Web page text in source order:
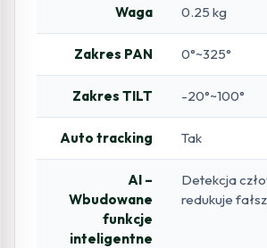
Waga 0.25 kg
Zakres PAN 0°~325°
Zakres TILT -20°~100°
Auto tracking Tak
AI –
Wbudowane
funkcje
inteligentne
Detekcja
redukuje